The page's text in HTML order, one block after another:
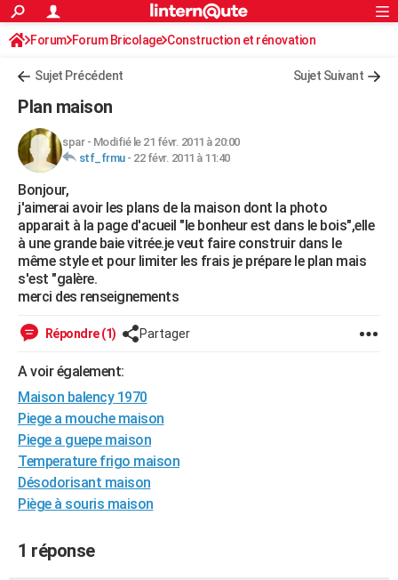
ACTUALITÉS
Politique
Société
Faits Divers
Education
Monde
Villes
+
FINANCE
Retraite
Impôts
Epargne
Immobilier
Risques naturels par ville
Banque
Assurance
Crédit
AUTO
Essais
Réserver un essai
Citadines
Berlines
SUV
Forum auto
+HIGH-TECH
Mobiles
Meilleur smartphone
Internet
Ordinateurs
Jeux vidéo
Guide high-tech
+BRICOLAGE
Forum
Aménagement intérieur
Extérieur
Cuisine
Salle de bains
Jardinage
Rangement
WEEK-END
Art de vivre
Bien-être
Loisirs
Mode
Modes de vie
Alimentation
Guide de la santé
Maladies
Médicaments
Sommeil
Destinations
City break
Voyage nature
Voyage de noces
Forum
Climat
+PHOTO
GUIDES D'ACHAT
BONS PLANS
Carte de Noël
Carte Bonne année
Carte Saint-Valentin
Carte Pâques
Carte d'anniversaire
DICTIONNAIRE
Rechercher
S'inscrire
Connexion
Forum Forum Bricolage Construction et rénovation
Sujet Précédent Sujet Suivant
Plan maison
spar- Modifié le 21 févr. 2011 à 20:00
stf_frmu- 22 févr. 2011 à 11:40
Bonjour,
j'aimerai avoir les plans de la maison dont la photo
apparait à la page d'acueil "le bonheur est dans le bois",elle
à une grande baie vitrée.je veut faire construir dans le
même style et pour limiter les frais je prépare le plan mais
s'est "galère.
merci des renseignements
Répondre (1) Partager
A voir également:
Maison balency 1970
Piege a mouche maison
Piege a guepe maison
Temperature frigo maison
Désodorisant maison
Piège à souris maison
1 réponse